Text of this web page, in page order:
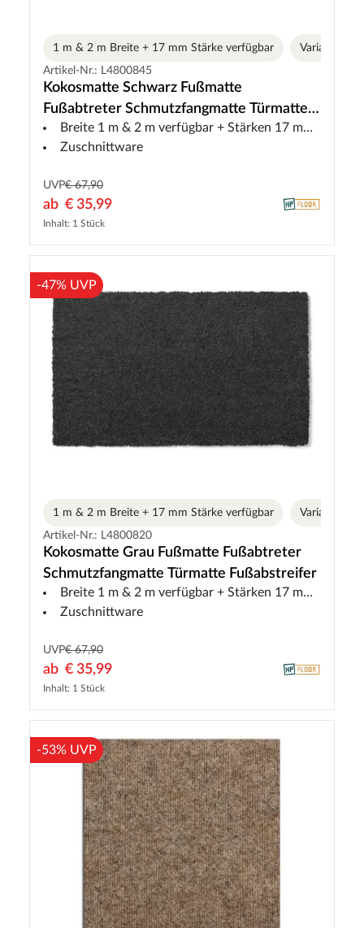
1 m & 2 m Breite + 17 mm Stärke verfügbar
Varianten
Artikel-Nr.: L4800845
Kokosmatte Schwarz Fußmatte
Fußabtreter Schmutzfangmatte Türmatte
Fußabstreifer
Breite 1 m & 2 m verfügbar + Stärken 17 mm verfügbar
Zuschnittware
UVP€ 67,90
ab € 35,99
Inhalt: 1 Stück
-47% UVP
1 m & 2 m Breite + 17 mm Stärke verfügbar
Varianten
Artikel-Nr.: L4800820
Kokosmatte Grau Fußmatte Fußabtreter
Schmutzfangmatte Türmatte Fußabstreifer
Breite 1 m & 2 m verfügbar + Stärken 17 mm verfügbar
Zuschnittware
UVP€ 67,90
ab € 35,99
Inhalt: 1 Stück
-53% UVP